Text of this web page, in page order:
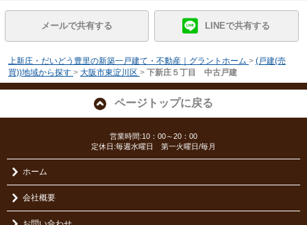
メールで共有する LINEで共有する
上新庄・だいどう豊里の新築一戸建て・不動産｜グラントホーム > (戸建(売
買))地域から探す > 大阪市東淀川区 > 下新庄５丁目 中古戸建
ページトップに戻る
営業時間:10：00～20：00
定休日:毎週水曜日 第一火曜日/毎月
ホーム
会社概要